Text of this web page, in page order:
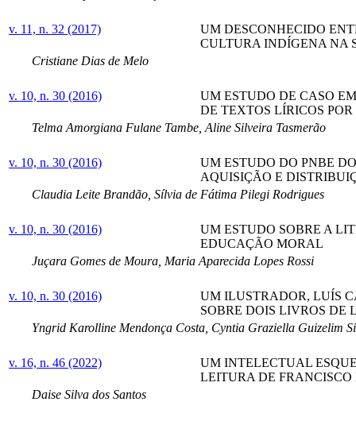
v. 11, n. 32 (2017)
UM DESCONHECIDO
CULTURA INDÍGENA NA
Cristiane Dias de Melo
v. 10, n. 30 (2016)
UM ESTUDO DE CASO
DE TEXTOS LÍRICOS
Telma Amorgiana Fulane Tambe, Aline Silveira Tasmerão
v. 10, n. 30 (2016)
UM ESTUDO DO PNBE
AQUISIÇÃO E
Claudia Leite Brandão, Sílvia de Fátima Pilegi Rodrigues
v. 10, n. 30 (2016)
UM ESTUDO SOBRE A
EDUCAÇÃO MORAL
Juçara Gomes de Moura, Maria Aparecida Lopes Rossi
v. 10, n. 30 (2016)
UM ILUSTRADOR, LUÍS
SOBRE DOIS LIVROS DE
Yngrid Karolline Mendonça Costa, Cyntia Graziella Guizelim
v. 16, n. 46 (2022)
UM INTELECTUAL
LEITURA DE FRANCISCO
Daise Silva dos Santos